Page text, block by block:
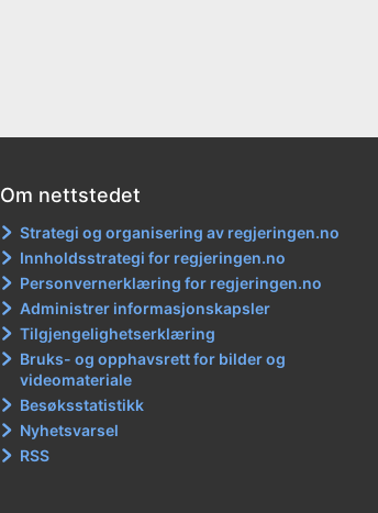
Om nettstedet
Strategi og organisering av regjeringen.no
Innholdsstrategi for regjeringen.no
Personvernerklæring for regjeringen.no
Administrer informasjonskapsler
Tilgjengelighetserklæring
Bruks- og opphavsrett for bilder og
videomateriale
Besøksstatistikk
Nyhetsvarsel
RSS